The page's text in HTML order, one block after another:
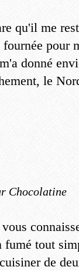
qu'il me
pour
donné
le
Chocolatine
fumé tout
de